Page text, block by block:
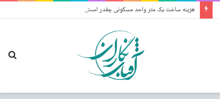
هزینه ساخت یک متر واحد مسکونی چقدر است؟